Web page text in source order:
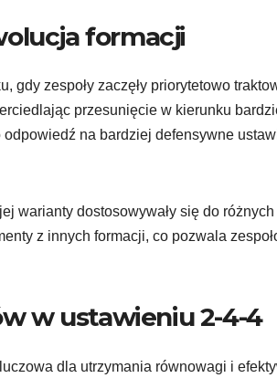
formacji
gdy zespoły zaczęły priorytetowo
przesunięcie w kierunku
odpowiedź na bardziej defensywne
warianty dostosowywały się do
z innych formacji, co pozwala
w ustawieniu 2-4-4
dla utrzymania równowagi i